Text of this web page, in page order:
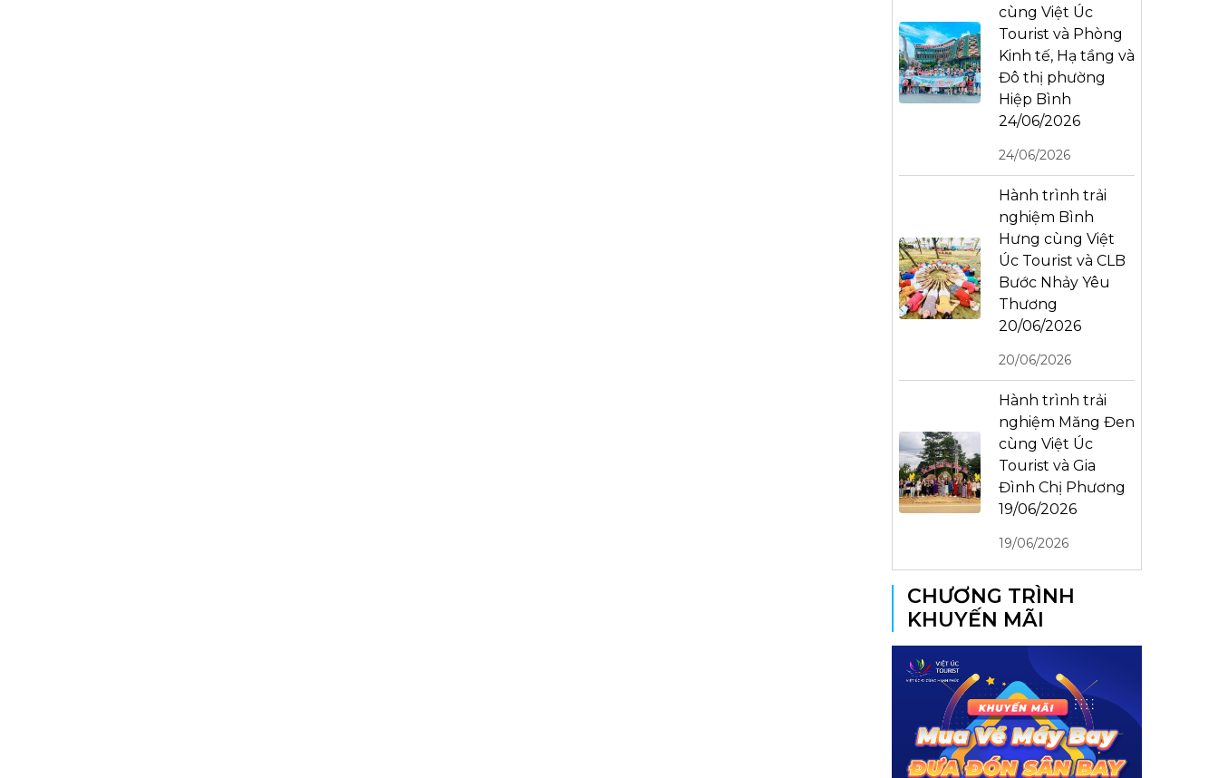
cùng Việt Úc
Tourist và Phòng
Kinh tế, Hạ tầng và
Đô thị phường
Hiệp Bình
24/06/2026
24/06/2026
Hành trình trải
nghiệm Bình
Hưng cùng Việt
Úc Tourist và CLB
Bước Nhảy Yêu
Thương
20/06/2026
20/06/2026
Hành trình trải
nghiệm Măng Đen
cùng Việt Úc
Tourist và Gia
Đình Chị Phương
19/06/2026
19/06/2026
CHƯƠNG TRÌNH
KHUYẾN MÃI